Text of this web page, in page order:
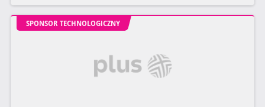
SPONSOR TECHNOLOGICZNY